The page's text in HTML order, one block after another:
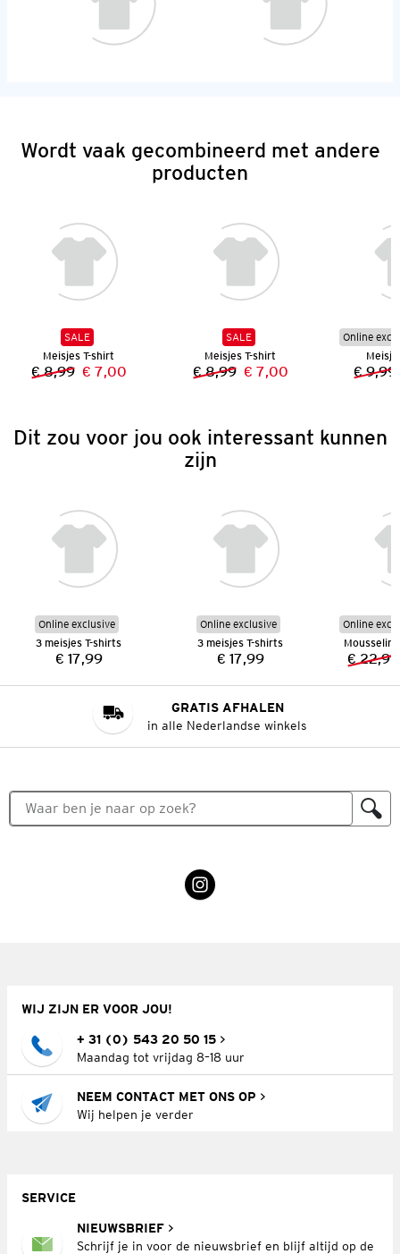
Wordt vaak gecombineerd met andere
producten
SALE
Meisjes T-shirt
Vorige prijs:
€ 8,99 Nieuwe prijs:
€ 7,00
SALE
Meisjes T-shirt
Vorige prijs:
€ 8,99 Nieuwe prijs:
€ 7,00
Online
€ 9,99
Dit zou voor jou ook interessant kunnen
zijn
Online exclusive
3 meisjes T-shirts
Prijs:
€ 17,99
Online exclusive
3 meisjes T-shirts
Prijs:
€ 17,99
Online
€ 22,99
GRATIS AFHALEN
in alle Nederlandse winkels
WIJ ZIJN ER VOOR JOU!
+ 31 (0) 543 20 50 15
Maandag tot vrijdag 8–18 uur
NEEM CONTACT MET ONS OP
Wij helpen je verder
SERVICE
NIEUWSBRIEF
Schrijf je in voor de nieuwsbrief en blijf altijd op de